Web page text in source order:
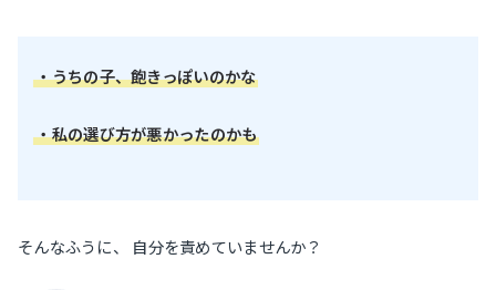
・うちの子、飽きっぽいのかな
・私の選び方が悪かったのかも
そんなふうに、 自分を責めていませんか？